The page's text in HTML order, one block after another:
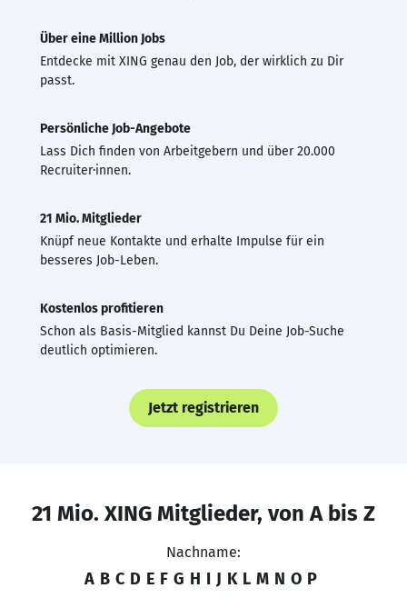
Über eine Million Jobs
Entdecke mit XING genau den Job, der wirklich zu Dir
passt.
Persönliche Job-Angebote
Lass Dich finden von Arbeitgebern und über 20.000
Recruiter·innen.
21 Mio. Mitglieder
Knüpf neue Kontakte und erhalte Impulse für ein
besseres Job-Leben.
Kostenlos profitieren
Schon als Basis-Mitglied kannst Du Deine Job-Suche
deutlich optimieren.
Jetzt registrieren
21 Mio. XING Mitglieder, von A bis Z
Nachname:
A B C D E F G H I J K L M N O P